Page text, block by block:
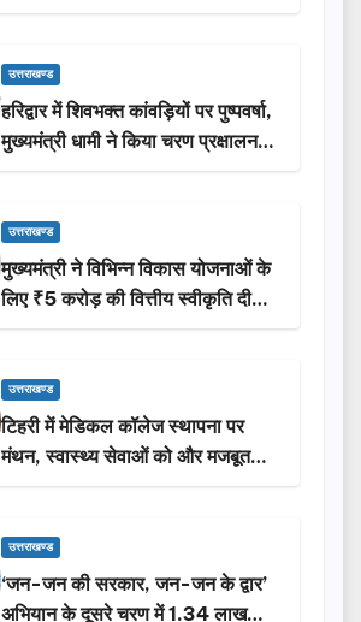
ने किया लोकार्पण-शिलान्यास.
उत्तराखण्ड
हरिद्वार में शिवभक्त कांवड़ियों पर पुष्पवर्षा,
मुख्यमंत्री धामी ने किया चरण प्रक्षालन…
उत्तराखण्ड
मुख्यमंत्री ने विभिन्न विकास योजनाओं के
लिए ₹5 करोड़ की वित्तीय स्वीकृति दी…
उत्तराखण्ड
टिहरी में मेडिकल कॉलेज स्थापना पर
मंथन, स्वास्थ्य सेवाओं को और मजबूत
करेगी सरकार: मुख्यमंत्री धामी…
उत्तराखण्ड
‘जन-जन की सरकार, जन-जन के द्वार’
अभियान के दूसरे चरण में 1.34 लाख